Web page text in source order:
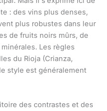
: des vins plus denses,
plus robustes dans leur
de fruits noirs mûrs, de
Les règles
du Rioja (Crianza,
style est généralement
des contrastes et des